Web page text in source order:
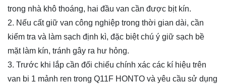
trong nhà khô thoáng, hai đầu van cần được bịt kín.
2. Nếu cất giữ van công nghiệp trong thời gian dài, cần
kiểm tra và làm sạch định kì, đặc biệt chú ý giữ sạch bề
mặt làm kín, tránh gây ra hư hỏng.
3. Trước khi lắp cần đối chiếu chính xác các kí hiệu trên
van bi 1 mảnh ren trong Q11F HONTO và yêu cầu sử dụng